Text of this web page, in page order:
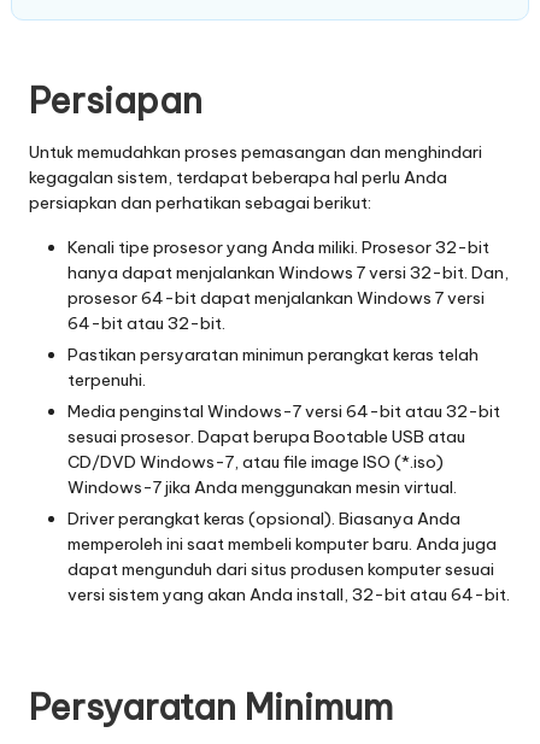
Persiapan
Untuk memudahkan proses pemasangan dan menghindari
kegagalan sistem, terdapat beberapa hal perlu Anda
persiapkan dan perhatikan sebagai berikut:
Kenali tipe prosesor yang Anda miliki. Prosesor 32-bit
hanya dapat menjalankan Windows 7 versi 32-bit. Dan,
prosesor 64-bit dapat menjalankan Windows 7 versi
64-bit atau 32-bit.
Pastikan persyaratan minimun perangkat keras telah
terpenuhi.
Media penginstal Windows-7 versi 64-bit atau 32-bit
sesuai prosesor. Dapat berupa Bootable USB atau
CD/DVD Windows-7, atau file image ISO (*.iso)
Windows-7 jika Anda menggunakan mesin virtual.
Driver perangkat keras (opsional). Biasanya Anda
memperoleh ini saat membeli komputer baru. Anda juga
dapat mengunduh dari situs produsen komputer sesuai
versi sistem yang akan Anda install, 32-bit atau 64-bit.
Persyaratan Minimum